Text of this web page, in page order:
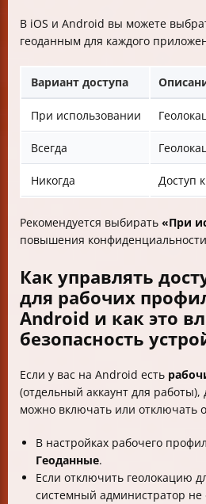
В iOS и Android вы можете
геоданным для каждого
Вариант доступа
При использовании
Всегда
Никогда Доступ
Рекомендуется выбирать «При
повышения
Как управлять
для рабочих
Android и как это
безопасность
Если у вас на Android есть
(отдельный аккаунт для работы),
можно включать или отключать
В настройках рабочего
Геоданные.
Если отключить геолокацию
системный администратор